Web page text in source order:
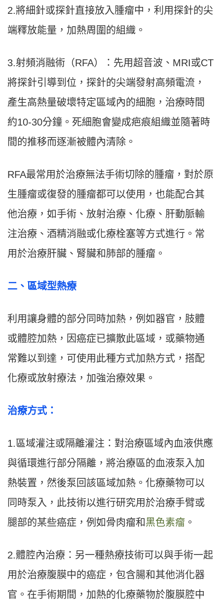
2.將細針或探針直接放入腫瘤中，利用探針的尖
端釋放能量，加熱周圍的組織。
3.射頻消融術（RFA）：先用超音波、MRI或CT
將探針引導到位，探針的尖端發射高頻電流，
產生高熱量破壞特定區域內的細胞，治療時間
約10-30分鐘。死細胞會變成疤痕組織並隨著時
間的推移而逐漸被體內清除。
RFA最常用於治療無法手術切除的腫瘤，對於原
生腫瘤或復發的腫瘤都可以使用，也能配合其
他治療，如手術、放射治療、化療、肝動脈輸
注治療、酒精消融或化療栓塞等方式進行。常
用於治療肝臟、腎臟和肺部的腫瘤。
二、區域型熱療
利用讓身體的部分同時加熱，例如器官，肢體
或體腔加熱，因癌症已擴散此區域，或藥物通
常難以到達，可使用此種方式加熱方式，搭配
化療或放射療法，加強治療效果。
治療方式：
1.區域灌注或隔離灌注：對治療區域內血液供應
與循環進行部分隔離，將治療區的血液泵入加
熱裝置，然後泵回該區域加熱。化療藥物可以
同時泵入，此技術以進行研究用於治療手臂或
腿部的某些癌症，例如骨肉瘤和黑色素瘤 。
2.體腔內治療：另一種熱療技術可以與手術一起
用於治療腹膜中的癌症，包含腸和其他消化器
官。在手術期間，加熱的化療藥物於腹膜腔中